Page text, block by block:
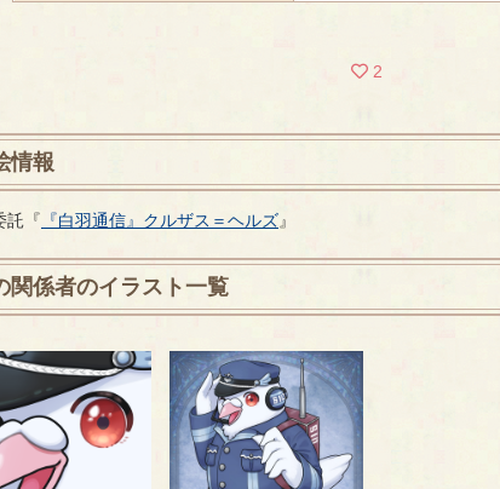
2
情報
託『 『白羽通信』クルザス＝ヘルズ』
関係者のイラスト一覧